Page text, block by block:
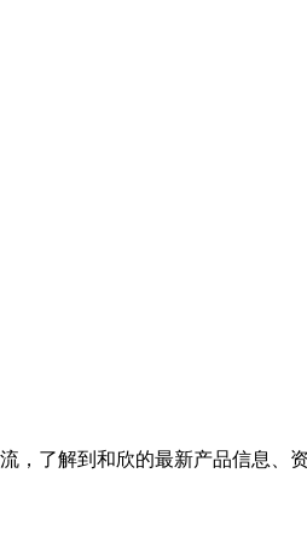
，了解到和欣的最新产品信息、